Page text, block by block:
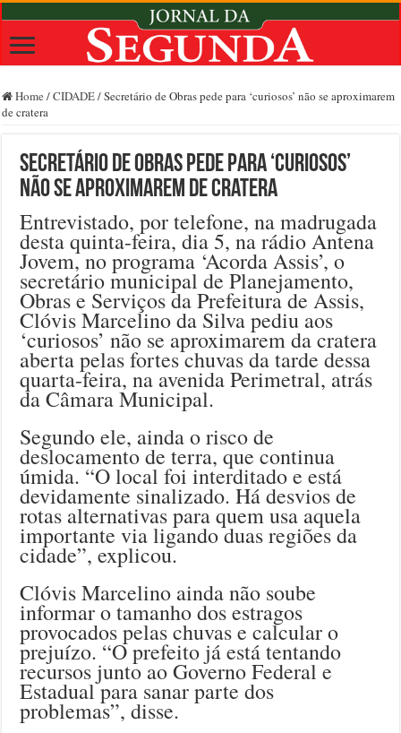
Home /CIDADE/Secretário de Obras pede para ‘curiosos’ não se aproximarem
de cratera
Secretário de Obras pede para ‘curiosos’
não se aproximarem de cratera
Entrevistado, por telefone, na madrugada
desta quinta-feira, dia 5, na rádio Antena
Jovem, no programa ‘Acorda Assis’, o
secretário municipal de Planejamento,
Obras e Serviços da Prefeitura de Assis,
Clóvis Marcelino da Silva pediu aos
‘curiosos’ não se aproximarem da cratera
aberta pelas fortes chuvas da tarde dessa
quarta-feira, na avenida Perimetral, atrás
da Câmara Municipal.
Segundo ele, ainda o risco de
deslocamento de terra, que continua
úmida. “O local foi interditado e está
devidamente sinalizado. Há desvios de
rotas alternativas para quem usa aquela
importante via ligando duas regiões da
cidade”, explicou.
Clóvis Marcelino ainda não soube
informar o tamanho dos estragos
provocados pelas chuvas e calcular o
prejuízo. “O prefeito já está tentando
recursos junto ao Governo Federal e
Estadual para sanar parte dos
problemas”, disse.